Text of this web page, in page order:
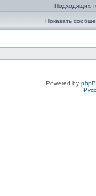
Подходящих
Показать
Powered by